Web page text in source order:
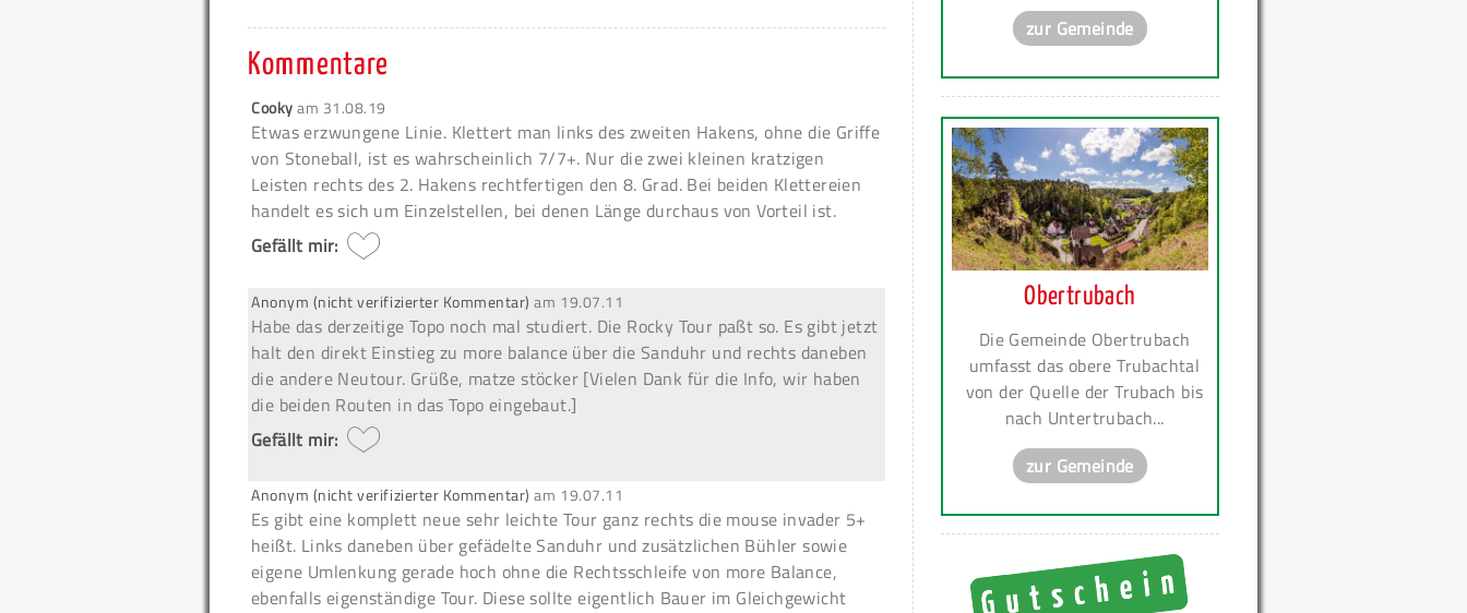
Kommentare
Cookyam 31.08.19
Etwas erzwungene Linie. Klettert man links des zweiten Hakens, ohne die Griffe
von Stoneball, ist es wahrscheinlich 7/7+. Nur die zwei kleinen kratzigen
Leisten rechts des 2. Hakens rechtfertigen den 8. Grad. Bei beiden Klettereien
handelt es sich um Einzelstellen, bei denen Länge durchaus von Vorteil ist.
Gefällt mir:
Anonym (nicht verifizierter Kommentar) am 19.07.11
Habe das derzeitige Topo noch mal studiert. Die Rocky Tour paßt so. Es gibt jetzt
halt den direkt Einstieg zu more balance über die Sanduhr und rechts daneben
die andere Neutour. Grüße, matze stöcker [Vielen Dank für die Info, wir haben
die beiden Routen in das Topo eingebaut.]
Gefällt mir:
Anonym (nicht verifizierter Kommentar) am 19.07.11
Es gibt eine komplett neue sehr leichte Tour ganz rechts die mouse invader 5+
heißt. Links daneben über gefädelte Sanduhr und zusätzlichen Bühler sowie
eigene Umlenkung gerade hoch ohne die Rechtsschleife von more Balance,
ebenfalls eigenständige Tour. Diese sollte eigentlich Bauer im Gleichgewicht
zur Gemeinde
Obertrubach
Die Gemeinde Obertrubach
umfasst das obere Trubachtal
von der Quelle der Trubach bis
nach Untertrubach...
zur Gemeinde